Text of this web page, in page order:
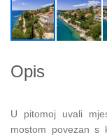
Opis
U pitomoj uvali
mostom povezan s